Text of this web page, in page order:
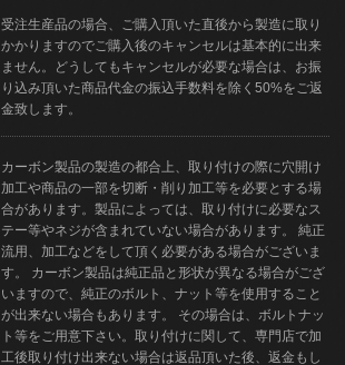
受注生産品の場合、ご購入頂いた直後から製造に取り
かかりますのでご購入後のキャンセルは基本的に出来
ません。どうしてもキャンセルが必要な場合は、お振
り込み頂いた商品代金の振込手数料を除く50%をご返
金致します。
カーボン製品の製造の都合上、取り付けの際に穴開け
加工や商品の一部を切断・削り加工等を必要とする場
合があります。製品によっては、取り付けに必要なス
テー等やネジが含まれていない場合があります。 純正
流用、加工などをして頂く必要がある場合がございま
す。 カーボン製品は純正品と形状が異なる場合がござ
いますので、純正のボルト、ナット等を使用すること
が出来ない場合もあります。 その場合は、ボルトナッ
ト等をご用意下さい。取り付けに関して、専門店で加
工後取り付け出来ない場合は返品頂いた後、返金もし